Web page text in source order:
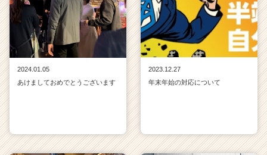
チ
ア
キ
リ
（C
2024.01.05
あけましておめでとうございます
2023.12.27
年末年始の対応について